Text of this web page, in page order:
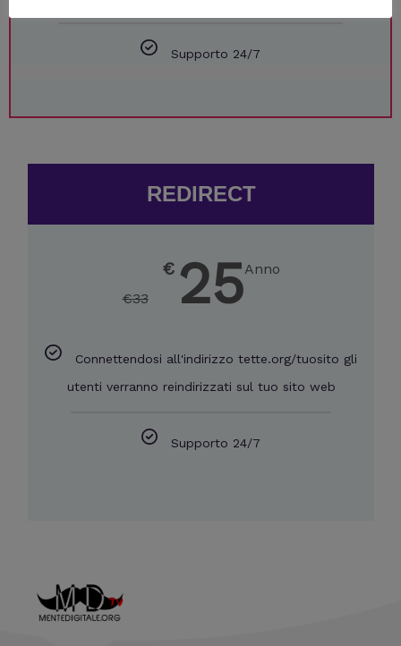
Supporto 24/7
REDIRECT
€33
€ 25Anno
Connettendosi all'indirizzo tette.org/tuosito gli
utenti verranno reindirizzati sul tuo sito web
Supporto 24/7